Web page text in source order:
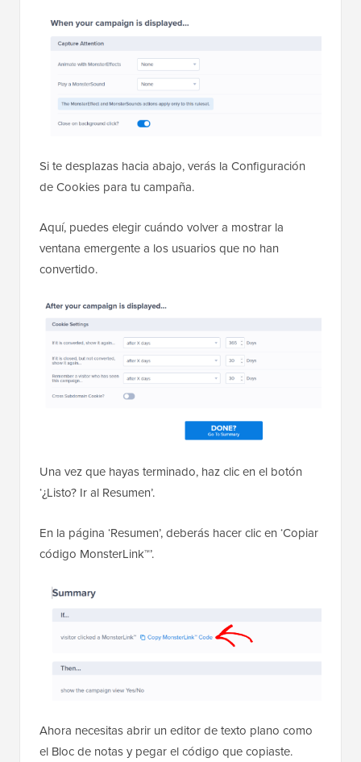
Si te desplazas hacia abajo, verás la Configuración
de Cookies para tu campaña.
Aquí, puedes elegir cuándo volver a mostrar la
ventana emergente a los usuarios que no han
convertido.
Una vez que hayas terminado, haz clic en el botón
‘¿Listo? Ir al Resumen’.
En la página ‘Resumen’, deberás hacer clic en ‘Copiar
código MonsterLink™’.
Ahora necesitas abrir un editor de texto plano como
el Bloc de notas y pegar el código que copiaste.